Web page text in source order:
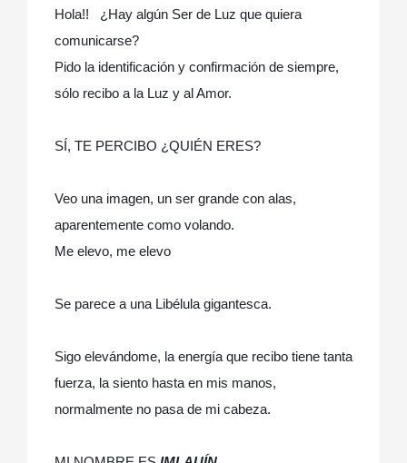
Hola!! ¿Hay algún Ser de Luz que quiera
comunicarse?
Pido la identificación y confirmación de siempre,
sólo recibo a la Luz y al Amor.
SÍ, TE PERCIBO ¿QUIÉN ERES?
Veo una imagen, un ser grande con alas,
aparentemente como volando.
Me elevo, me elevo
Se parece a una Libélula gigantesca.
Sigo elevándome, la energía que recibo tiene tanta
fuerza, la siento hasta en mis manos,
normalmente no pasa de mi cabeza.